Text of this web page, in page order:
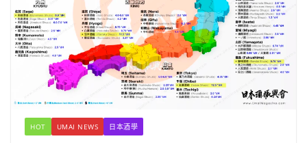
HOT UMAI NEWS 日本酒學